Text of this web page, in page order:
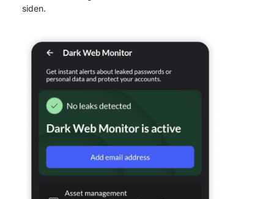
siden.